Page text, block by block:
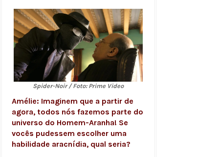
Spider-Noir / Foto: Prime Video
Amélie: Imaginem que a partir de
agora, todos nós fazemos parte do
universo do Homem-Aranha! Se
vocês pudessem escolher uma
habilidade aracnídia, qual seria?